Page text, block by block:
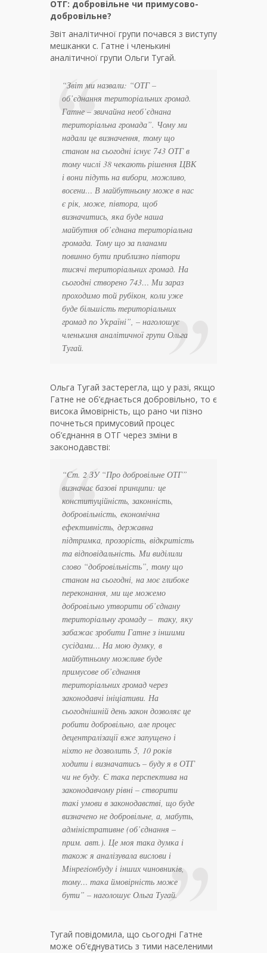
ОТГ: добровільне чи примусово-
добровільне?
Звіт аналітичної групи почався з виступу
мешканки с. Гатне і членькині
аналітичної групи Ольги Тугай.
“Звіт ми назвали: “ОТГ –
об’єднання територіальних громад.
Гатне – звичайна необ’єднана
територіальна громада”. Чому ми
надали це визначення, тому що
станом на сьогодні існує 743 ОТГ в
тому числі 38 чекають рішення ЦВК
і вони підуть на вибори, можливо,
восени… В майбутньому може в нас
є рік, може, півтора, щоб
визначитись, яка буде наша
майбутня об’єднана територіальна
громада. Тому що за планами
повинно бути приблизно півтори
тисячі територіальних громад. На
сьогодні створено 743… Ми зараз
проходимо той рубікон, коли уже
буде більшість територіальних
громад по Україні”, – наголошує
членькиня аналітичної групи Ольга
Тугай.
Ольга Тугай застерегла, що у разі, якщо
Гатне не об’єднається добровільно, то є
висока ймовірність, що рано чи пізно
почнеться примусовий процес
об’єднання в ОТГ через зміни в
законодавстві:
“Ст. 2 ЗУ “Про добровільне ОТГ”
визначає базові принципи: це
конституційність, законність,
добровільність, економічна
ефективність, державна
підтримка, прозорість, відкритість
та відповідальність. Ми виділили
слово “добровільність”, тому що
станом на сьогодні, на моє глибоке
переконання, ми ще можемо
добровільно утворити об’єднану
територіальну громаду – таку, яку
забажає зробити Гатне з іншими
сусідами… На мою думку, в
майбутньому можливе буде
примусове об’єднання
територіальних громад через
законодавчі ініціативи. На
сьогоднішній день закон дозволяє це
робити добровільно, але процес
децентралізації вже запущено і
ніхто не дозволить 5, 10 років
ходити і визначатись – буду я в ОТГ
чи не буду. Є така перспектива на
законодавчому рівні – створити
такі умови в законодавстві, що буде
визначено не добровільне, а, мабуть,
адміністративне (об’єднання –
прим. авт.). Це моя така думка і
також я аналізувала вислови і
Мінрегіонбуду і інших чиновників,
тому… така ймовірність може
бути” – наголошує Ольга Тугай.
Тугай повідомила, що сьогодні Гатне
може об’єднуватись з тими населеними